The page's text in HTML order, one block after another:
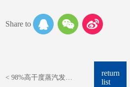
Share to
< 98%高干度蒸汽发生
return
list